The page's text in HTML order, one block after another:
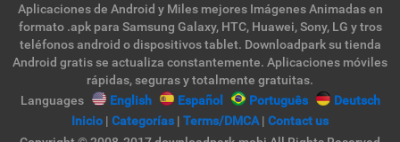
Aplicaciones de Android y Miles mejores Imágenes Animadas en
formato .apk para Samsung Galaxy, HTC, Huawei, Sony, LG y tros
teléfonos android o dispositivos tablet. Downloadpark su tienda
Android gratis se actualiza constantemente. Aplicaciones móviles
rápidas, seguras y totalmente gratuitas.
Languages
English Español Português
Deutsch
Inicio | Categorías | Terms/DMCA| Contact us